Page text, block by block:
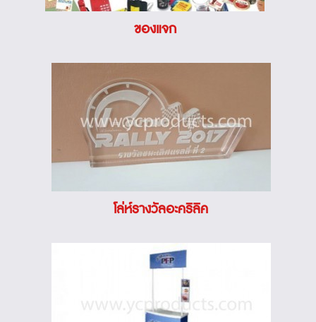
ของแจก
โล่ห์รางวัลอะคริลิค